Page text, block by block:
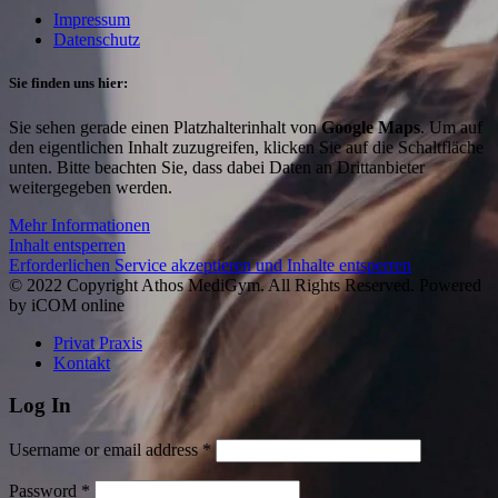
Impressum
Datenschutz
Sie finden uns hier:
Sie sehen gerade einen Platzhalterinhalt vonGoogle Maps. Um auf
den eigentlichen Inhalt zuzugreifen, klicken Sie auf die Schaltfläche
unten. Bitte beachten Sie, dass dabei Daten an Drittanbieter
weitergegeben werden.
Mehr Informationen
Inhalt entsperren
Erforderlichen Service akzeptieren und Inhalte entsperren
© 2022 Copyright Athos MediGym. All Rights Reserved. Powered
by iCOM online
Privat Praxis
Kontakt
Log In
Username or email address *
Password *